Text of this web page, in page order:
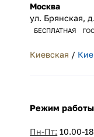
Москва
ул. Брянская,
БЕСПЛАТНАЯ
Киевская /
Режим
Пн-Пт: 10.00-